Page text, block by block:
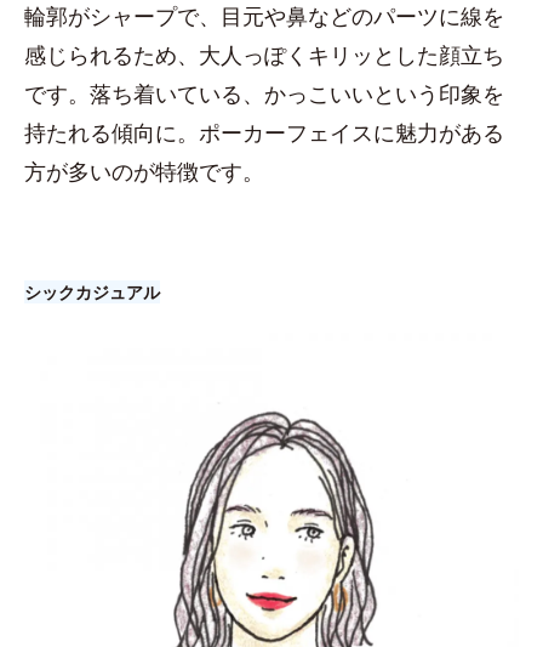
輪郭がシャープで、目元や鼻などのパーツに線を
感じられるため、大人っぽくキリッとした顔立ち
です。落ち着いている、かっこいいという印象を
持たれる傾向に。ポーカーフェイスに魅力がある
方が多いのが特徴です。
シックカジュアル